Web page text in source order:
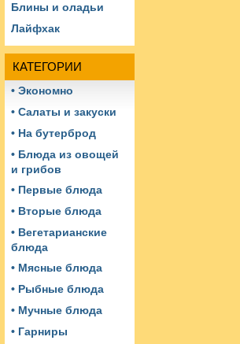
Блины и оладьи
Лайфхак
КАТЕГОРИИ
• Экономно
• Салаты и закуски
• На бутерброд
• Блюда из овощей
и грибов
• Первые блюда
• Вторые блюда
• Вегетарианские
блюда
• Мясные блюда
• Рыбные блюда
• Мучные блюда
• Гарниры